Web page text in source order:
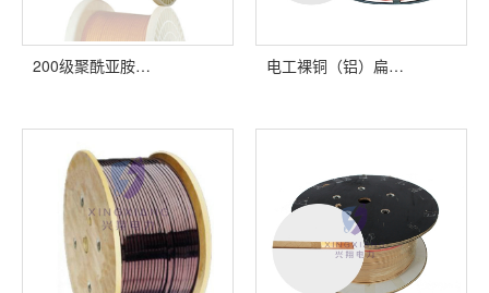
200级聚酰亚胺… 电工裸铜（铝）扁…